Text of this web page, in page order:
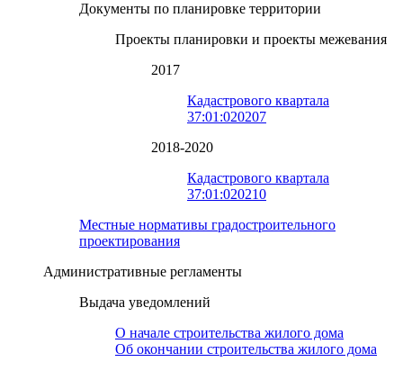
Документы по планировке территории
Проекты планировки и проекты межевания
2017
Кадастрового квартала
37:01:020207
2018-2020
Кадастрового квартала
37:01:020210
Местные нормативы градостроительного
проектирования
Административные регламенты
Выдача уведомлений
О начале строительства жилого дома
Об окончании строительства жилого дома